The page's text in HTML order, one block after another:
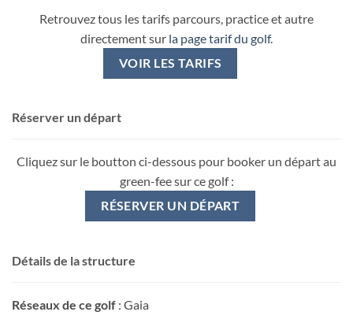
Retrouvez tous les tarifs parcours, practice et autre
directement sur la page tarif du golf.
VOIR LES TARIFS
Réserver un départ
Cliquez sur le boutton ci-dessous pour booker un départ au
green-fee sur ce golf :
RÉSERVER UN DÉPART
Détails de la structure
Réseaux de ce golf : Gaia